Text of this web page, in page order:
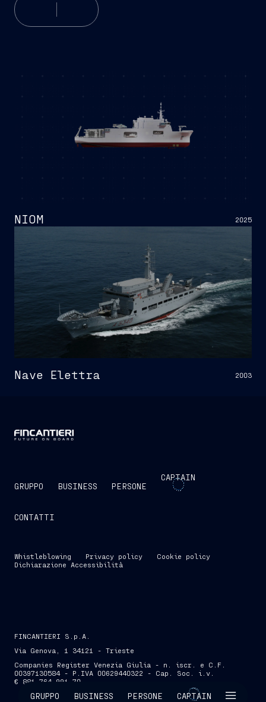
GRUPPO BUSINESS PERSONE CAPTAIN
2025
NIOM
2003
Nave Elettra
GRUPPO BUSINESS PERSONE
CAPTAIN
CONTATTI
Whistleblowing Privacy policy
Cookie policy
Dichiarazione Accessibilità
FINCANTIERI S.p.A.
Via Genova, 1 34121 - Trieste
Companies Register Venezia Giulia - n. iscr. e C.F.
00397130584 - P.IVA 00629440322 - Cap. Soc. i.v.
€ 881.764.991,70